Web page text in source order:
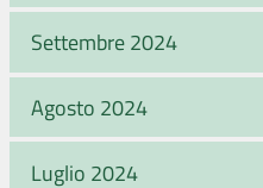
Settembre 2024
Agosto 2024
Luglio 2024